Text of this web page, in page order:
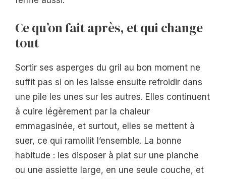
Ce qu’on fait après, et qui change
tout
Sortir ses asperges du gril au bon moment ne
suffit pas si on les laisse ensuite refroidir dans
une pile les unes sur les autres. Elles continuent
à cuire légèrement par la chaleur
emmagasinée, et surtout, elles se mettent à
suer, ce qui ramollit l’ensemble. La bonne
habitude : les disposer à plat sur une planche
ou une assiette large, en une seule couche, et